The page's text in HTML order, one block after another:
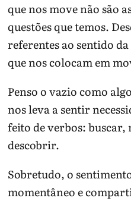
que nos move não são
questões que temos.
referentes ao sentido
que nos colocam em
Penso o vazio como
nos leva a sentir
feito de verbos:
descobrir.
Sobretudo, o
momentâneo e